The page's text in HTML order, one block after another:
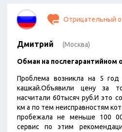
Отрицательный
Дмитрий (Москва)
Обман на послегарантийном
Проблема возникла на 5 год
кашкай.Объявили цену за
насчитали 60тысяч руб.И это
км а по тем неисправностям
пробежала не меньше 100
сервис по этим